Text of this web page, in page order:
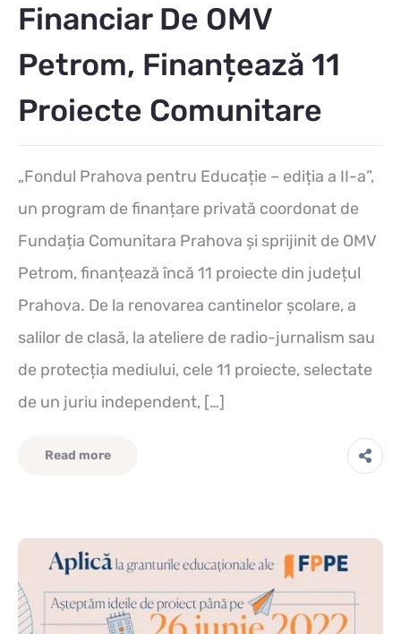
Financiar De OMV
Petrom, Finanțează 11
Proiecte Comunitare
„Fondul Prahova pentru Educație – ediția a II-a”,
un program de finanțare privată coordonat de
Fundația Comunitara Prahova și sprijinit de OMV
Petrom, finanțează încă 11 proiecte din județul
Prahova. De la renovarea cantinelor școlare, a
salilor de clasă, la ateliere de radio-jurnalism sau
de protecția mediului, cele 11 proiecte, selectate
de un juriu independent, […]
Read more